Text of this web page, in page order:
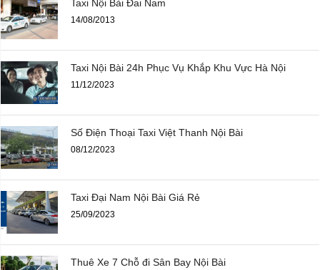
Taxi Nội Bài Đai Nam
14/08/2013
Taxi Nội Bài 24h Phục Vụ Khắp Khu Vực Hà Nội
11/12/2023
Số Điện Thoại Taxi Việt Thanh Nội Bài
08/12/2023
Taxi Đại Nam Nội Bài Giá Rẻ
25/09/2023
Thuê Xe 7 Chỗ đi Sân Bay Nội Bài